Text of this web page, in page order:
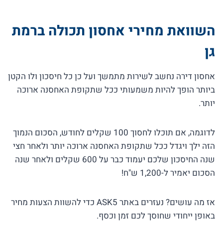
השוואת מחירי אחסון תכולה ברמת
גן
אחסון דירה נחשב לשירות מתמשך ועל כן כל חיסכון ולו הקטן
ביותר הופך להיות משמעותי ככל שתקופת האחסנה ארוכה
יותר.
לדוגמה, אם תוכלו לחסוך 100 שקלים לחודש, הסכום הנמוך
הזה ילך ויגדל ככל שתקופת האחסנה ארוכה יותר ולאחר חצי
שנה החיסכון שלכם יעמוד כבר על 600 שקלים ולאחר שנה
הסכום יאמיר ל-1,200 ש"ח!
אז מה עושים? נעזרים באתר ASK5 כדי להשוות הצעות מחיר
באופן ייחודי שחוסך לכם זמן וכסף.